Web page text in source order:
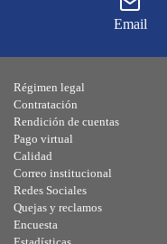
Email
Régimen legal
Contratación
Rendición de cuentas
Pago virtual
Calidad
Correo institucional
Redes Sociales
Quejas y reclamos
Encuesta